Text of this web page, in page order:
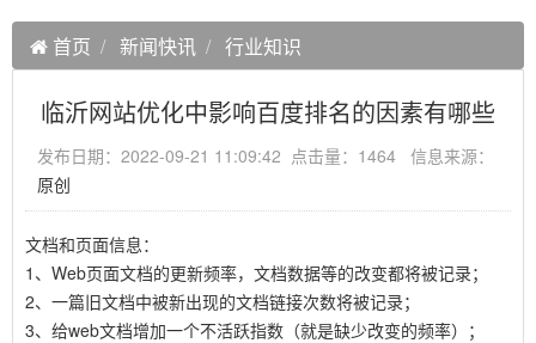
首页 新闻快讯 行业知识
临沂网站优化中影响百度排名的因素有哪些
发布日期：2022-09-21 11:09:42 点击量：1464 信息来源：
原创
文档和页面信息：
1、Web页面文档的更新频率，文档数据等的改变都将被记录；
2、一篇旧文档中被新出现的文档链接次数将被记录；
3、给web文档增加一个不活跃指数（就是缺少改变的频率）；